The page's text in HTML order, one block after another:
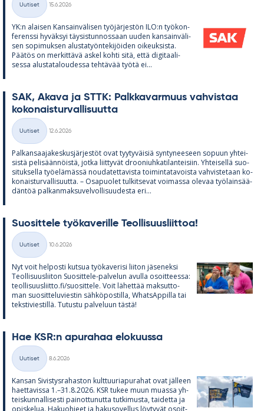
Kategoriat
Uutiset
15.6.2026
YK:n alai­sen Kan­sain­vä­li­sen työ­jär­jes­tön ILO:n työ­kon­
fe­renssi hy­väk­syi täy­sis­tun­nos­saan uu­den kan­sain­vä­li­
sen so­pi­muk­sen alus­ta­työn­te­ki­jöi­den oi­keuk­sista.
Pää­tös on mer­kit­tävä as­kel kohti sitä, että di­gi­taa­li­
sessa alus­ta­ta­lou­dessa teh­tä­vää työtä ei...
SAK, Akava ja STTK: Palk­ka­var­muus vah­vis­taa
ko­ko­nais­tur­val­li­suutta
Kategoriat
Uutiset
12.6.2026
Pal­kan­saa­ja­kes­kus­jär­jes­töt ovat tyy­ty­väi­siä syn­ty­nee­seen so­puun yh­tei­
sistä pe­li­sään­nöistä, jotka liit­ty­vät droo­niuh­ka­ti­lan­tei­siin. Yh­tei­sellä suo­
si­tuk­sella työ­elä­mässä nou­da­tet­ta­vista toi­min­ta­ta­voista vah­vis­te­taan ko­
ko­nais­tur­val­li­suutta. – Os­a­puo­let tul­kit­se­vat voi­massa ole­vaa työ­lain­sää­
dän­töä pal­kan­mak­su­vel­vol­li­suu­desta eri...
Suo­sit­tele työ­ka­ve­rille Teol­li­suus­liit­toa!
Kategoriat
Uutiset
10.6.2026
Nyt voit hel­posti kut­sua työ­ka­ve­risi lii­ton jä­se­neksi
Teol­li­suus­lii­ton Suo­sit­tele-pal­ve­lun avulla osoit­teessa:
teol­li­suus­liitto.fi/suo­sit­tele. Voit lä­het­tää mak­sut­to­
man suo­sit­te­lu­vies­tin säh­kö­pos­tilla, What­sAp­pilla tai
teks­ti­vies­tillä. Tu­tustu pal­ve­luun tästä!
Hae KSR:n apu­ra­haa elo­kuussa
Kategoriat
Uutiset
8.6.2026
Kan­san Si­vis­tys­ra­has­ton kult­tuu­ria­pu­ra­hat ovat jäl­leen
haet­ta­vissa 1.–31.8.2026. KSR tu­kee muun muassa yh­
teis­kun­nal­li­sesti pai­not­tu­nutta tut­ki­musta, tai­detta ja